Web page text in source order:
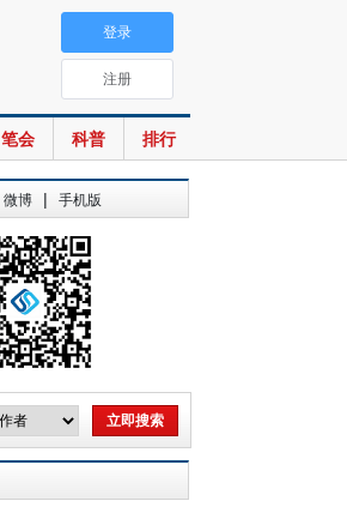
笔会 科普 排行
登录
注册
微博 | 手机版